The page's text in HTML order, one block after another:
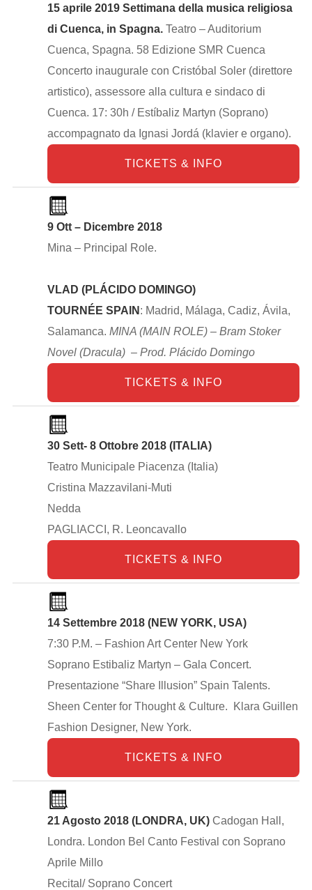
15 aprile 2019 Settimana della musica religiosa
di Cuenca, in Spagna.Teatro – Auditorium
Cuenca, Spagna. 58 Edizione SMR Cuenca
Concerto inaugurale con Cristóbal Soler (direttore
artistico), assessore alla cultura e sindaco di
Cuenca. 17: 30h / Estíbaliz Martyn (Soprano)
accompagnato da Ignasi Jordá (klavier e organo).
TICKETS & INFO
9 Ott – Dicembre 2018
Mina – Principal Role.
VLAD (PLÁCIDO DOMINGO)
TOURNÉE SPAIN : Madrid, Málaga, Cadiz, Ávila,
Salamanca. MINA (MAIN ROLE) – Bram Stoker
Novel (Dracula) – Prod. Plácido Domingo
TICKETS & INFO
30 Sett- 8 Ottobre 2018 (ITALIA)
Teatro Municipale Piacenza (Italia)
Cristina Mazzavilani-Muti
Nedda
PAGLIACCI, R. Leoncavallo
TICKETS & INFO
14 Settembre 2018 (NEW YORK, USA)
7:30 P.M. – Fashion Art Center New York
Soprano Estibaliz Martyn – Gala Concert.
Presentazione “Share Illusion” Spain Talents.
Sheen Center for Thought & Culture. Klara Guillen
Fashion Designer, New York.
TICKETS & INFO
21 Agosto 2018 (LONDRA, UK) Cadogan Hall,
Londra. London Bel Canto Festival con Soprano
Aprile Millo
Recital/ Soprano Concert